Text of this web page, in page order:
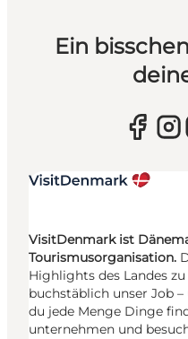
Ein
VisitDenmark ist
Tourismusorganisation.
Highlights des Landes
buchstäblich unser Job
du jede Menge Dinge
unternehmen und